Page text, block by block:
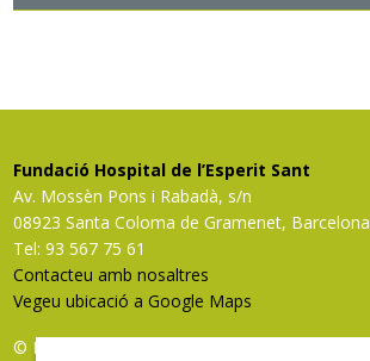
Fundació Hospital de l’Esperit Sant
Av. Mossèn Pons i Rabadà, s/n
08923 Santa Coloma de Gramenet, Barcelona
Tel: 93 567 75 61
Contacteu amb nosaltres
Vegeu ubicació a Google Maps
© FHES, tots els drets reservats